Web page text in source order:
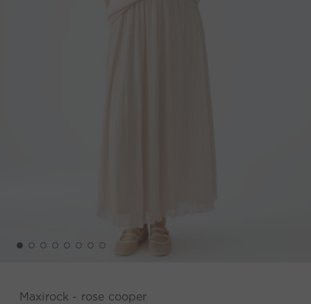
Maxirock - rose cooper